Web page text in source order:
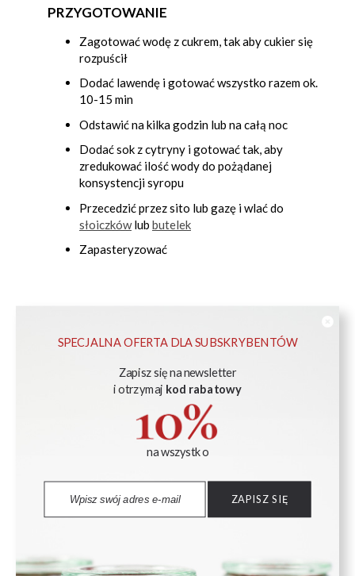
SPECJALNA OFERTA DLA SUBSKRYBENTÓW
Zapisz się na newsletter
i otrzymaj kod rabatowy
na wszystko
ZAPISZ SIĘ
PRZYGOTOWANIE
Zagotować wodę z cukrem, tak aby cukier się
rozpuścił
Dodać lawendę i gotować wszystko razem ok.
10-15 min
Odstawić na kilka godzin lub na całą noc
Dodać sok z cytryny i gotować tak, aby
zredukować ilość wody do pożądanej
konsystencji syropu
Przecedzić przez sito lub gazę i wlać do
słoiczkówlub butelek
Zapasteryzować
(@mysia.chatka)
PRODUKTY UZUPEŁNIAJĄCE